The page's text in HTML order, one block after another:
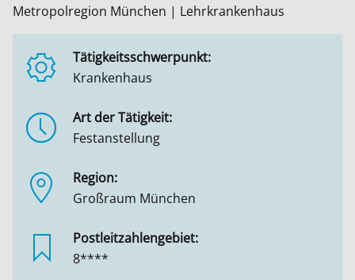
Metropolregion München | Lehrkrankenhaus
Tätigkeitsschwerpunkt:
Krankenhaus
Art der Tätigkeit:
Festanstellung
Region:
Großraum München
Postleitzahlengebiet:
8****